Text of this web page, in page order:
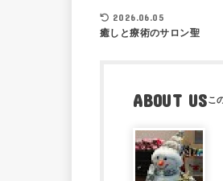
2026.06.05
癒しと療術のサロン聖
ABOUT US